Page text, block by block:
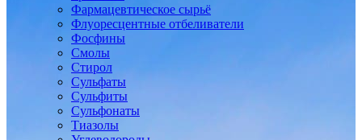
Фармацевтическое сырьё
Флуоресцентные отбеливатели
Фосфины
Смолы
Стирол
Сульфаты
Сульфиты
Сульфонаты
Тиазолы